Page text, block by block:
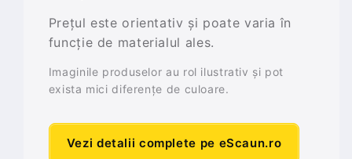
Prețul este orientativ și poate varia în
funcție de materialul ales.
Imaginile produselor au rol ilustrativ și pot
exista mici diferențe de culoare.
Vezi detalii complete pe eScaun.ro